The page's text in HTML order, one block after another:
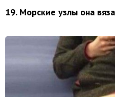
19. Морские узлы она